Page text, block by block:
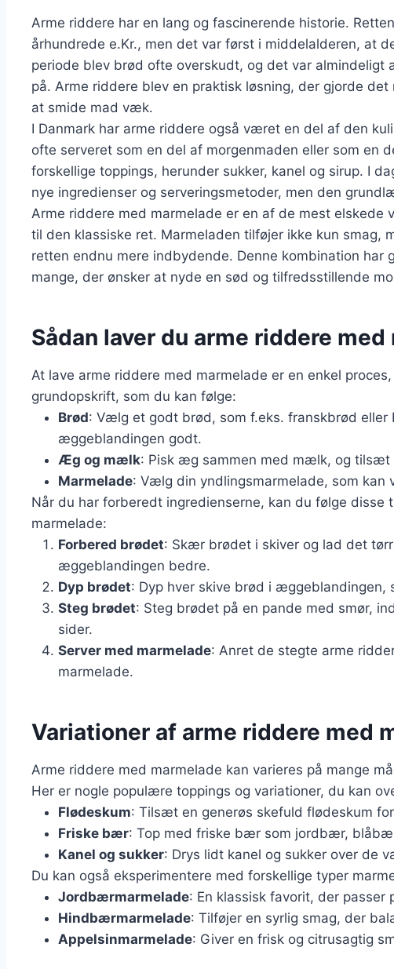
Arme riddere har en lang og fascinerende historie.
århundrede e.Kr., men det var først i middelalderen, at
periode blev brød ofte overskudt, og det var almindeligt
på. Arme riddere blev en praktisk løsning, der gjorde
at smide mad væk.
I Danmark har arme riddere også været en del af den
ofte serveret som en del af morgenmaden eller som en
forskellige toppings, herunder sukker, kanel og sirup. I
nye ingredienser og serveringsmetoder, men den
Arme riddere med marmelade er en af de mest elskede
til den klassiske ret. Marmeladen tilføjer ikke kun smag,
retten endnu mere indbydende. Denne kombination
mange, der ønsker at nyde en sød og tilfredsstillende
Sådan laver du arme riddere med
At lave arme riddere med marmelade er en enkel
grundopskrift, som du kan følge:
Brød: Vælg et godt brød, som f.eks. franskbrød eller
æggeblandingen godt.
Æg og mælk: Pisk æg sammen med mælk, og tilsæt
Marmelade: Vælg din yndlingsmarmelade, som kan
Når du har forberedt ingredienserne, kan du følge disse
marmelade:
Forbered brødet: Skær brødet i skiver og lad det
æggeblandingen bedre.
Dyp brødet: Dyp hver skive brød i
Steg brødet: Steg brødet på en pande med smør,
sider.
Server med marmelade: Anret de stegte arme
marmelade.
Variationer af arme riddere med
Arme riddere med marmelade kan varieres på mange
Her er nogle populære toppings og variationer, du kan
Flødeskum: Tilsæt en generøs skefuld flødeskum
Friske bær: Top med friske bær som jordbær,
Kanel og sukker: Drys lidt kanel og sukker over de
Du kan også eksperimentere med forskellige typer
Jordbærmarmelade: En klassisk favorit, der passer
Hindbærmarmelade: Tilføjer en syrlig smag, der
Appelsinmarmelade: Giver en frisk og citrusagtig